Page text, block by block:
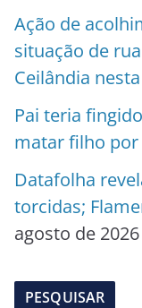
Ação de
situação de
Ceilândia
Pai teria
matar filho por
Datafolha
torcidas;
agosto de 2026
PESQUISAR